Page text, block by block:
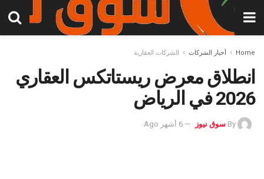
Home أخبار الشركات الشركات العقارية
انطلاق معرض ريستاتكس العقاري
2026 في الرياض
By سوق نيوز 6 أشهر Ago